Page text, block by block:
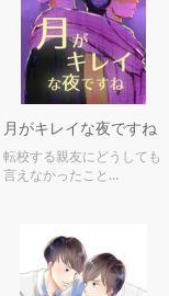
月がキレイな夜ですね
転校する親友にどうしても
言えなかったこと…